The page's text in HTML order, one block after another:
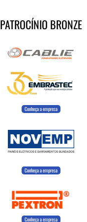
PATROCÍNIO BRONZE
Conheça a empresa
Conheça a empresa
Conheça a empresa